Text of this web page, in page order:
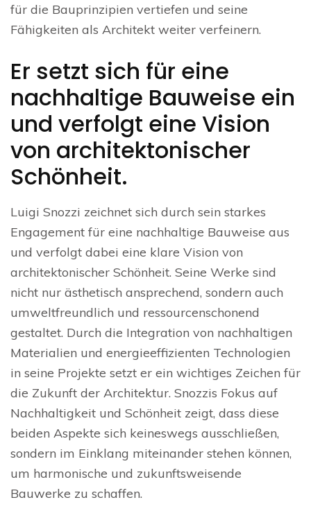
für die Bauprinzipien vertiefen und seine
Fähigkeiten als Architekt weiter verfeinern.
Er setzt sich für eine
nachhaltige Bauweise ein
und verfolgt eine Vision
von architektonischer
Schönheit.
Luigi Snozzi zeichnet sich durch sein starkes
Engagement für eine nachhaltige Bauweise aus
und verfolgt dabei eine klare Vision von
architektonischer Schönheit. Seine Werke sind
nicht nur ästhetisch ansprechend, sondern auch
umweltfreundlich und ressourcenschonend
gestaltet. Durch die Integration von nachhaltigen
Materialien und energieeffizienten Technologien
in seine Projekte setzt er ein wichtiges Zeichen für
die Zukunft der Architektur. Snozzis Fokus auf
Nachhaltigkeit und Schönheit zeigt, dass diese
beiden Aspekte sich keineswegs ausschließen,
sondern im Einklang miteinander stehen können,
um harmonische und zukunftsweisende
Bauwerke zu schaffen.